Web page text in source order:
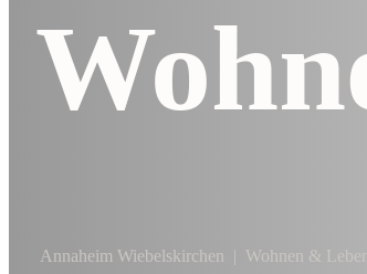
Annaheim Wiebelskirchen | Wohnen & Leben